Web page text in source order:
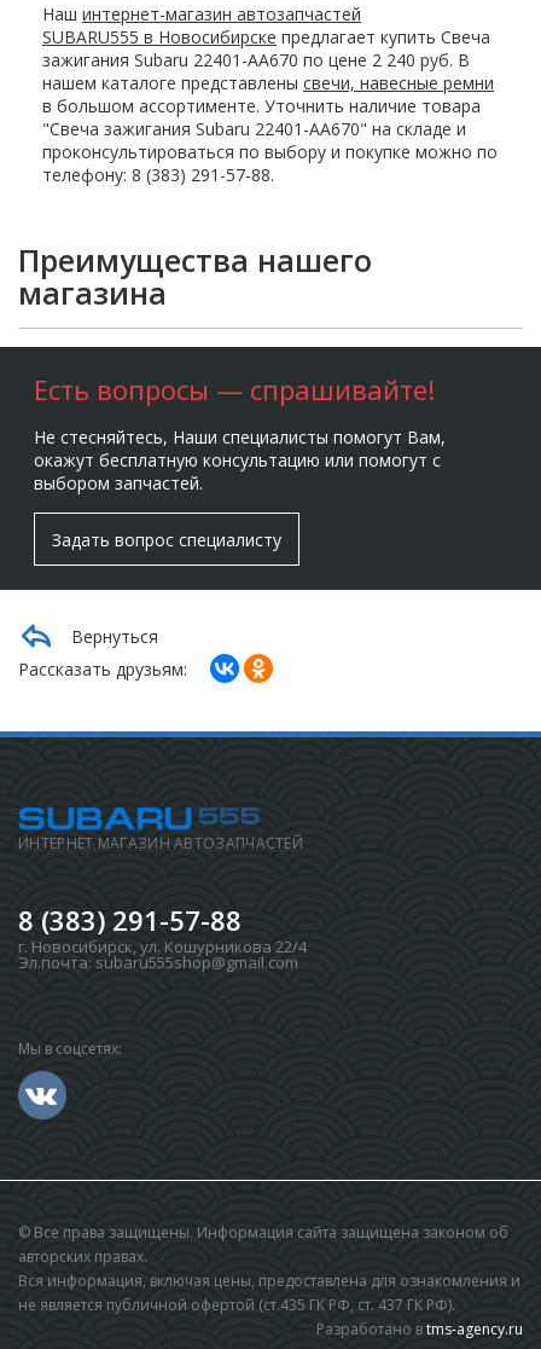
Наш интернет-магазин автозапчастей
SUBARU555 в Новосибирске предлагает купить Свеча
зажигания Subaru 22401-AA670 по цене 2 240 руб. В
нашем каталоге представлены свечи, навесные ремни
в большом ассортименте. Уточнить наличие товара
"Свеча зажигания Subaru 22401-AA670" на складе и
проконсультироваться по выбору и покупке можно по
телефону: 8 (383) 291-57-88.
Преимущества нашего
магазина
Есть вопросы — спрашивайте!
Не стесняйтесь, Наши специалисты помогут Вам,
окажут бесплатную консультацию или помогут с
выбором запчастей.
Задать вопрос специалисту
Вернуться
Рассказать друзьям:
ИНТЕРНЕТ МАГАЗИН АВТОЗАПЧАСТЕЙ
8 (383) 291-57-88
г. Новосибирск,ул. Кошурникова 22/4
Эл.почта: subaru555shop@gmail.com
Мы в соцсетях:
© Все права защищены. Информация сайта защищена законом об
авторских правах.
Вся информация, включая цены, предоставлена для ознакомления и
не является публичной офертой (ст.435 ГК РФ, cт. 437 ГК РФ).
Разработано вtms-agency.ru